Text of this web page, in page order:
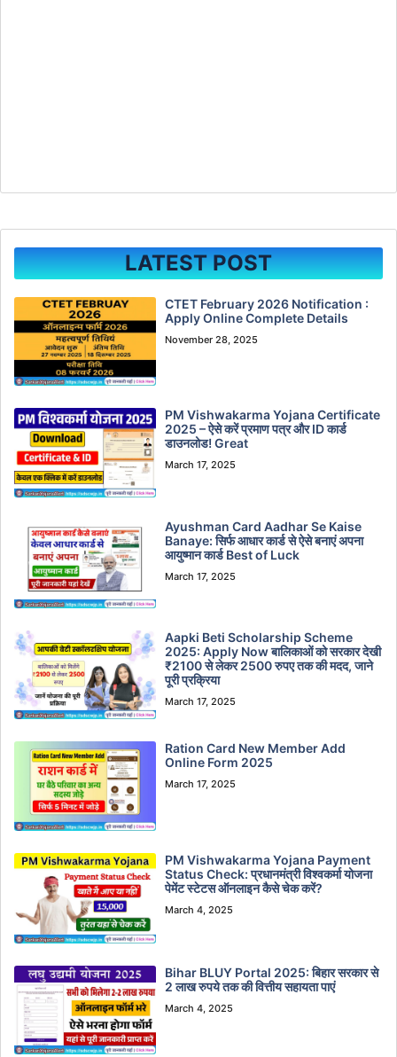
LATEST POST
CTET February 2026 Notification :
Apply Online Complete Details
November 28, 2025
PM Vishwakarma Yojana Certificate
2025 – ऐसे करें प्रमाण पत्र और ID कार्ड
डाउनलोड! Great
March 17, 2025
Ayushman Card Aadhar Se Kaise
Banaye: सिर्फ आधार कार्ड से ऐसे बनाएं अपना
आयुष्मान कार्ड Best of Luck
March 17, 2025
Aapki Beti Scholarship Scheme
2025: Apply Now बालिकाओं को सरकार देखी
₹2100 से लेकर 2500 रुपए तक की मदद, जाने
पूरी प्रक्रिया
March 17, 2025
Ration Card New Member Add
Online Form 2025
March 17, 2025
PM Vishwakarma Yojana Payment
Status Check: प्रधानमंत्री विश्वकर्मा योजना
पेमेंट स्टेटस ऑनलाइन कैसे चेक करें?
March 4, 2025
Bihar BLUY Portal 2025: बिहार सरकार से
2 लाख रुपये तक की वित्तीय सहायता पाएं
March 4, 2025